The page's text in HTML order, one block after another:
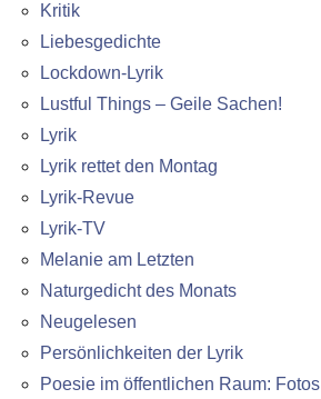
Kritik
Liebesgedichte
Lockdown-Lyrik
Lustful Things – Geile Sachen!
Lyrik
Lyrik rettet den Montag
Lyrik-Revue
Lyrik-TV
Melanie am Letzten
Naturgedicht des Monats
Neugelesen
Persönlichkeiten der Lyrik
Poesie im öffentlichen Raum: Fotos